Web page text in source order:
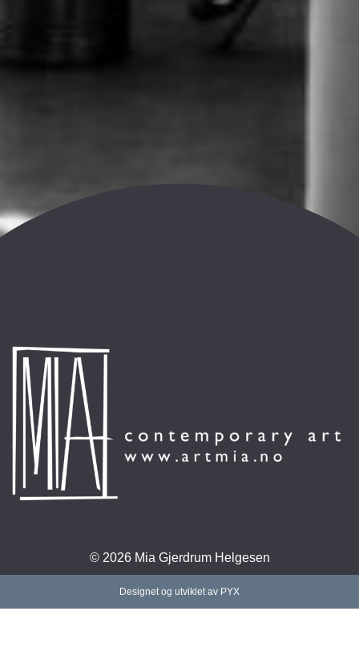
© 2026 Mia Gjerdrum Helgesen
Designet og utviklet av PYX